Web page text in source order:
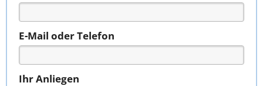
E-Mail oder Telefon
Ihr Anliegen